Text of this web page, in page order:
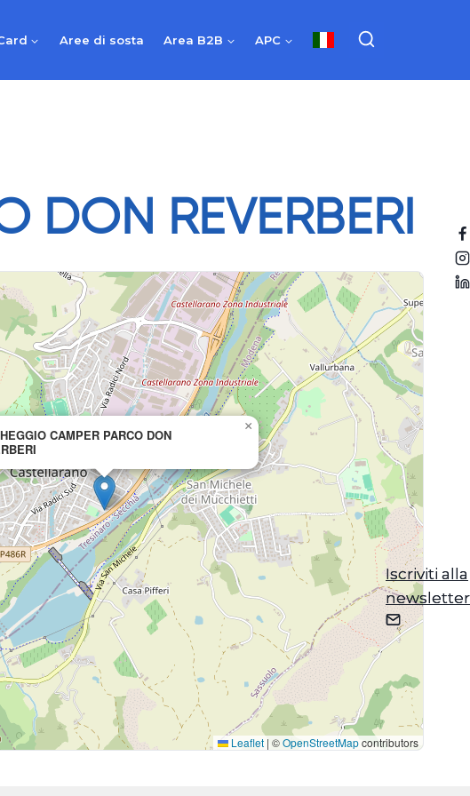
Aree di sosta Area B2B APC
Iscriviti alla
newsletter
DON REVERBERI
CAMPER PARCO DON
×
Leaflet | ©OpenStreetMapcontributors
Iscriviti alla
newsletter